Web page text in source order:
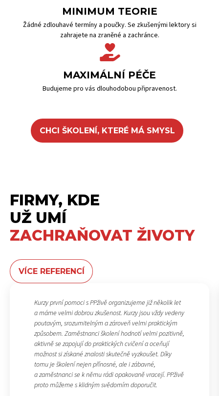
MINIMUM TEORIE
Žádné zdlouhavé termíny a poučky. Se zkušenými lektory si
zahrajete na zraněné a zachránce.
MAXIMÁLNÍ PÉČE
Budujeme pro vás dlouhodobou připravenost.
CHCI ŠKOLENÍ, KTERÉ MÁ SMYSL
FIRMY, KDE
UŽ UMÍ
ZACHRAŇOVAT ŽIVOTY
VÍCE REFERENCÍ
Kurzy první pomoci s PPživě organizujeme již několik let
a máme velmi dobrou zkušenost. Kurzy jsou vždy vedeny
poutavým, srozumitelným a zároveň velmi praktickým
způsobem. Zaměstnanci školení hodnotí velmi pozitivně,
aktivně se zapojují do praktických cvičení a oceňují
možnost si získané znalosti skutečně vyzkoušet. Díky
tomu je školení nejen přínosné, ale i zábavné,
a zaměstnanci se k němu rádi opakovaně vracejí. PPživě
proto můžeme s klidným svědomím doporučit.